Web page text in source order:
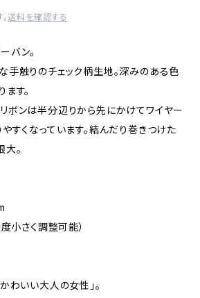
送料を確認する
バン。
手触りのチェック柄生地。深みのある色
す。
ボンは半分辺りから先にかけてワイヤー
すくなっています。結んだり巻きつけた
大。
小さく調整可能）
わいい大人の女性」。